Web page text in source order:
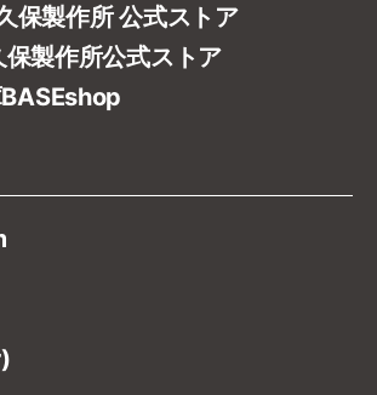
保製作所 公式ストア
製作所公式ストア